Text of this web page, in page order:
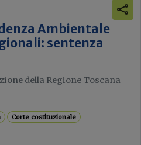
Ambientale
sentenza
della Regione Toscana
Corte costituzionale